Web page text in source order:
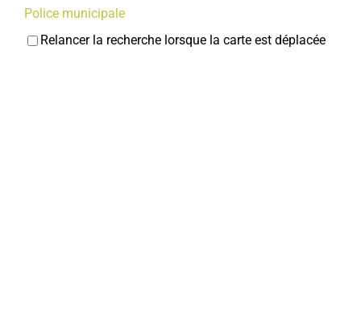
Police municipale
Services municipaux
Relancer la recherche lorsque la carte est déplacée